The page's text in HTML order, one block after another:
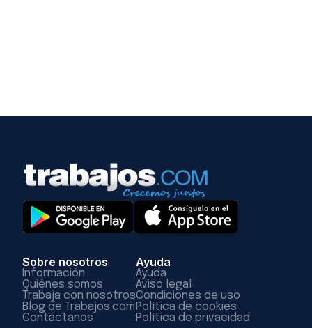
Sobre nosotros
Información
Quiénes somos
Trabaja con nosotros
Blog de Trabajos.com
Contáctanos
Ayuda
Ayuda
Aviso legal
Condiciones de uso
Política de cookies
Política de privacidad